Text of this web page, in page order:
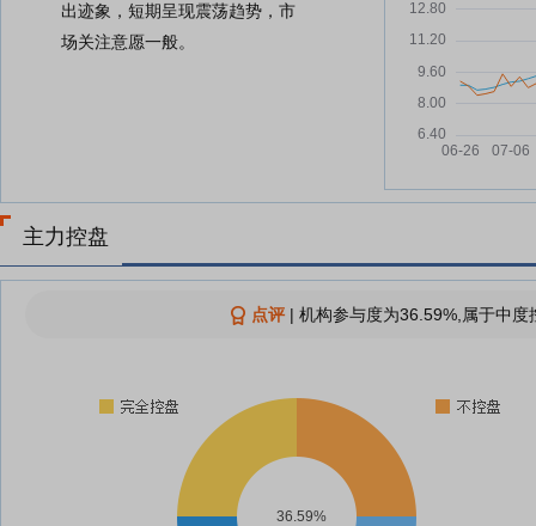
出迹象，短期呈现震荡趋势，市
场关注意愿一般。
主力控盘
点评| 机构参与度为36.59%,属于中
36.59%